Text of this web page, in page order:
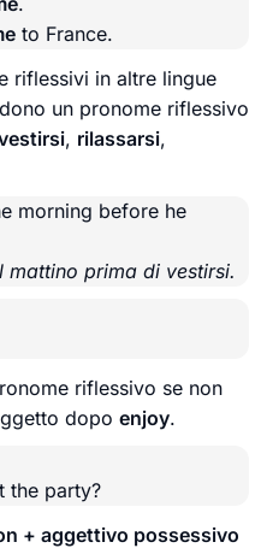
to France.
riflessivi in altre lingue
un pronome riflessivo
, rilassarsi,
morning before he
prima di vestirsi.
riflessivo se non
dopo enjoy.
the party?
+ aggettivo possessivo